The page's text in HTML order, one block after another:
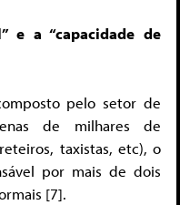
e a “capacidade de
pelo setor de
de milhares de
taxistas, etc), o
por mais de dois
[7].